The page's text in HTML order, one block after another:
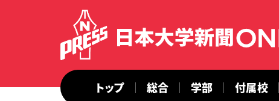
トップ 総合 学部 付属校